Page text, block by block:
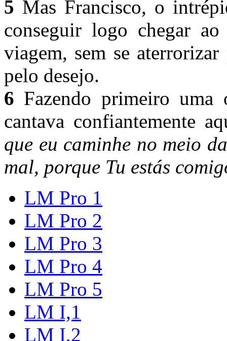
5 Mas Francisco, o
conseguir logo chegar
viagem, sem se
pelo desejo.
6 Fazendo primeiro uma
cantava confiantemente
que eu caminhe no meio
mal, porque Tu estás
LM Pro 1
LM Pro 2
LM Pro 3
LM Pro 4
LM Pro 5
LM I,1
LM I,2